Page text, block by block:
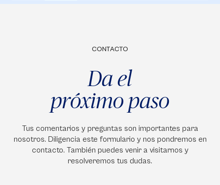
CONTACTO
Da el
próximo paso
Tus comentarios y preguntas son importantes para
nosotros. Diligencia este formulario y nos pondremos en
contacto. También puedes venir a visitarnos y
resolveremos tus dudas.